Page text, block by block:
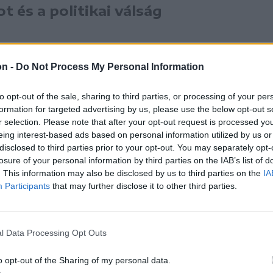
- Do Not Process My Personal Information
opt-out of the sale, sharing to third parties, or processing of your
for targeted advertising by us, please use the below opt-out
selection. Please note that after your opt-out request is processed
interest-based ads based on personal information utilized by us
to third parties prior to your opt-out. You may separately
of your personal information by third parties on the IAB’s list of
This information may also be disclosed by us to third parties on the
Participants that may further disclose it to other third parties.
Data Processing Opt Outs
opt-out of the Sharing of my personal data.
és a politikai válság
Botond. Hozzátette, ebben az évben és
szükségük, és
hogyan teremtik elő a
40 millió lejnyi kifizetetlen számlát
évre.